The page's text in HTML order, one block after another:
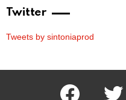
Twitter
Tweets by sintoniaprod
facebook